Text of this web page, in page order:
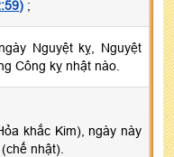
;
Nguyệt kỵ, Nguyệt
Công kỵ nhật nào.
khắc Kim), ngày này
nhật).